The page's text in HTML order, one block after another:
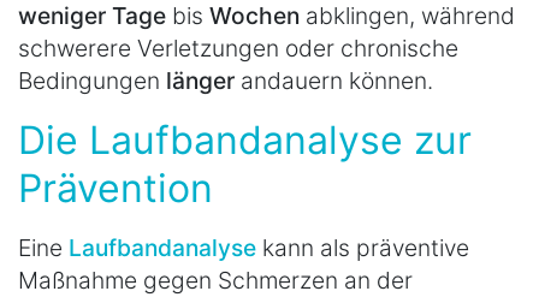
weniger Tage bis Wochen abklingen, während
schwerere Verletzungen oder chronische
Bedingungen länger andauern können.
Die Laufbandanalyse zur
Prävention
Eine Laufbandanalyse kann als präventive
Maßnahme gegen Schmerzen an der